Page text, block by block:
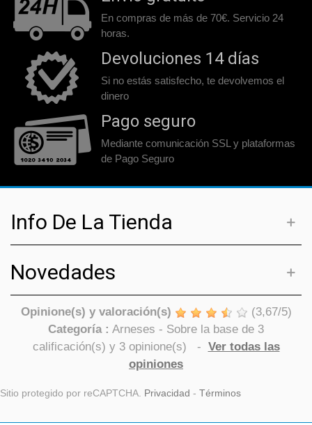
En compras de más de 70€. Servicio 24
horas.
Devoluciones 14 días
Si no estás satisfecho, te devolvemos el
dinero
Pago seguro
Mediante comunicación SSL y plataformas
de Pago Seguro
Info De La Tienda
Novedades
Opinione(s) y valoración(s) (3,67/5)
Categoría : Arneses - Sobre la base de 3
calificación(s) y 3opinione(s) - Ver todas las
opiniones
Sitio protegido por reCAPTCHA. Privacidad - Términos